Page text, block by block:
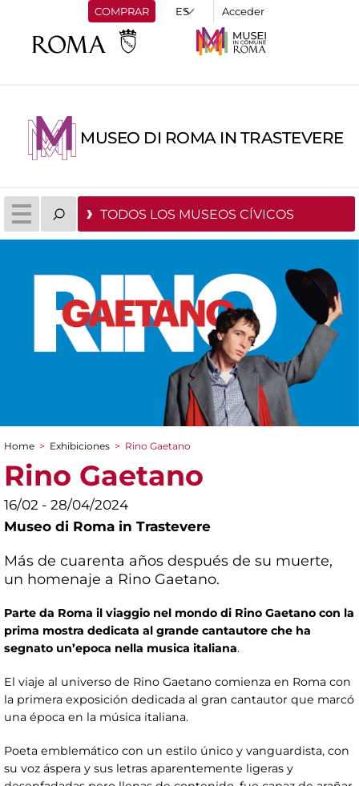
COMPRAR Acceder
MUSEO DI ROMA IN TRASTEVERE
TODOS LOS MUSEOS CÍVICOS
You are here
Home > Exhibiciones > Rino Gaetano
Rino Gaetano
16/02 - 28/04/2024
Museo di Roma in Trastevere
Más de cuarenta años después de su muerte,
un homenaje a Rino Gaetano.
Parte da Roma il viaggio nel mondo di Rino Gaetano con la
prima mostra dedicata al grande cantautore che ha
segnato un’epoca nella musica italiana.
El viaje al universo de Rino Gaetano comienza en Roma con
la primera exposición dedicada al gran cantautor que marcó
una época en la música italiana.
Poeta emblemático con un estilo único y vanguardista, con
su voz áspera y sus letras aparentemente ligeras y